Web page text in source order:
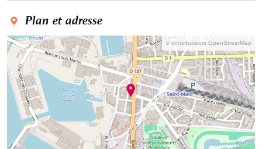
Plan et adresse
© contributeurs OpenStreetMap